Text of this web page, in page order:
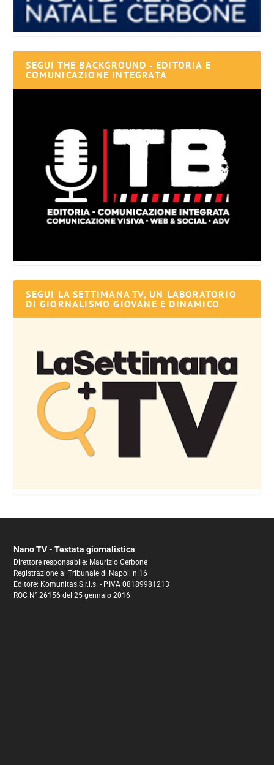
SEGUI THE BACKGROUND - EDITORIA E
COMUNICAZIONE INTEGRATA
SEGUI LA SETTIMANA TV, UN LABORATORIO
DI GIORNALISMO GIOVANE E DINAMICO
Nano TV - Testata giornalistica
Direttore responsabile: Maurizio Cerbone
Registrazione al Tribunale di Napoli n.16
Editore: Komunitas S.r.l.s. - P.IVA 08189981213
ROC N° 26156 del 25 gennaio 2016